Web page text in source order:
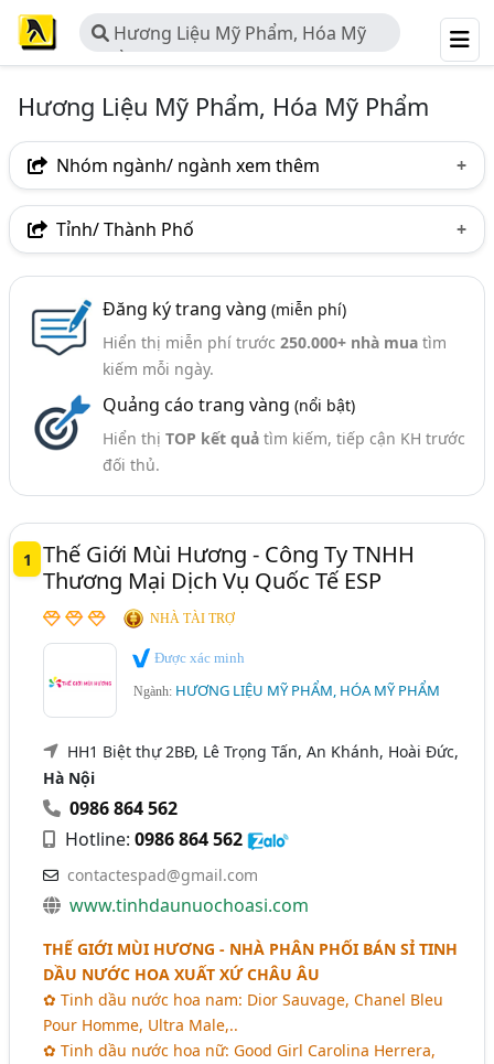
Hương Liệu Mỹ Phẩm, Hóa Mỹ
Phẩm
Hương Liệu Mỹ Phẩm, Hóa Mỹ Phẩm
Nhóm ngành/ ngành xem thêm
Ngành nghề
Ngành xem thêm
Hương Liệu (172)
Tỉnh/ Thành Phố
Hưng Yên
Long An
Đăng ký trang vàng (miễn phí)
Hiển thị miễn phí trước 250.000+ nhà muatìm
kiếm mỗi ngày.
Quảng cáo trang vàng (nổi bật)
Hiển thị TOP kết quảtìm kiếm, tiếp cận KH trước
đối thủ.
1
Thế Giới Mùi Hương - Công Ty TNHH
Thương Mại Dịch Vụ Quốc Tế ESP
NHÀ TÀI TRỢ
Được xác minh
Ngành: HƯƠNG LIỆU MỸ PHẨM, HÓA MỸ PHẨM
HH1 Biệt thự 2BĐ, Lê Trọng Tấn, An Khánh, Hoài Đức,
Hà Nội
0986 864 562
Hotline:0986 864 562
contactespad@gmail.com
www.tinhdaunuochoasi.com
THẾ GIỚI MÙI HƯƠNG - NHÀ PHÂN PHỐI BÁN SỈ TINH
DẦU NƯỚC HOA XUẤT XỨ CHÂU ÂU
✿ Tinh dầu nước hoa nam: Dior Sauvage, Chanel Bleu
Pour Homme, Ultra Male,..
✿ Tinh dầu nước hoa nữ: Good Girl Carolina Herrera,